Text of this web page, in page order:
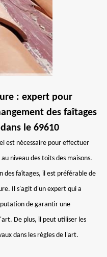
: expert pour
des faîtages
le 69610
est nécessaire pour effectuer
niveau des toits des maisons.
des faîtages, il est préférable de
Il s'agit d'un expert qui a
de garantir une
De plus, il peut utiliser les
dans les règles de l'art.